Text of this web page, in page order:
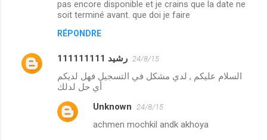
pas encore disponible et je crains que la date ne
soit terminé avant. que doi je faire
RÉPONDRE
رشيد 111111111 24/8/15
السلام عليكم , لدي مشكل في التسجيل فهل لديكم
أي حل لدلك
Unknown 24/8/15
achmen mochkil andk akhoya